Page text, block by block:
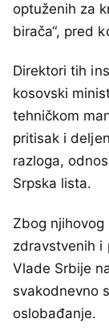
optuženih za
birača“, pred
Direktori tih
kosovski
tehničkom
pritisak i
razloga,
Srpska lista.
Zbog
zdravstvenih i
Vlade Srbije
svakodnevno
oslobađanje.